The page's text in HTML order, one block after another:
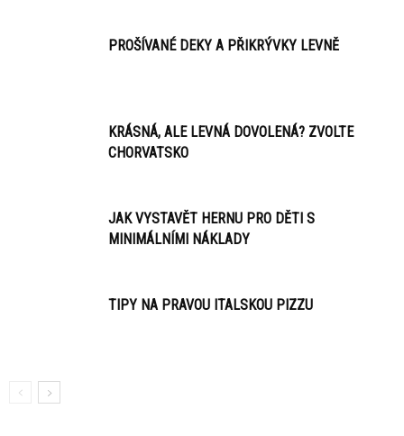
PROŠÍVANÉ DEKY A PŘIKRÝVKY LEVNĚ
KRÁSNÁ, ALE LEVNÁ DOVOLENÁ? ZVOLTE
CHORVATSKO
JAK VYSTAVĚT HERNU PRO DĚTI S
MINIMÁLNÍMI NÁKLADY
TIPY NA PRAVOU ITALSKOU PIZZU